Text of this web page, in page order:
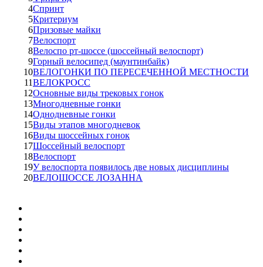
4Спринт
5Критериум
6Призовые майки
7Велоспорт
8Велоспо рт-шоссе (шоссейный велоспорт)
9Горный велосипед (маунтинбайк)
10ВЕЛОГОНКИ ПО ПЕРЕСЕЧЕННОЙ МЕСТНОСТИ
11ВЕЛОКРОСС
12Основные виды трековых гонок
13Многодневные гонки
14Однодневные гонки
15Виды этапов многодневок
16Виды шоссейных гонок
17Шоссейный велоспорт
18Велоспорт
19У велоспорта появилось две новых дисциплины
20ВЕЛОШОССЕ ЛОЗАННА